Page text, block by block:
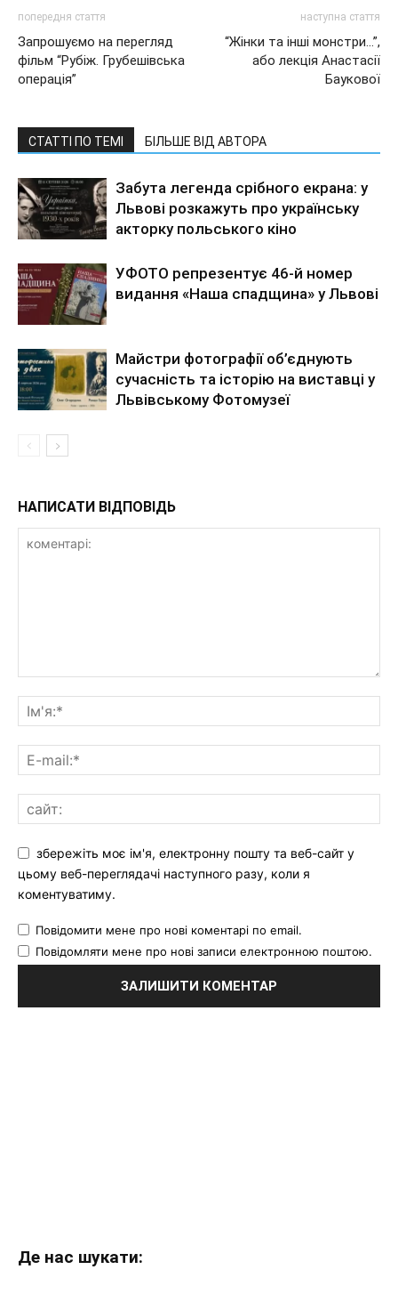
попередня стаття
Запрошуємо на перегляд
фільм “Рубіж. Грубешівська
операція”
наступна стаття
“Жiнки та iншi монстри…”,
або лекція Анастасії
Баукової
СТАТТІ ПО ТЕМІ БІЛЬШЕ ВІД АВТОРА
Забута легенда срібного екрана: у
Львові розкажуть про українську
акторку польського кіно
УФОТО репрезентує 46-й номер
видання «Наша спадщина» у Львові
Майстри фотографії об’єднують
сучасність та історію на виставці у
Львівському Фотомузеї
НАПИСАТИ ВІДПОВІДЬ
збережіть моє ім'я, електронну пошту та веб-сайт у
цьому веб-переглядачі наступного разу, коли я
коментуватиму.
Повідомити мене про нові коментарі по email.
Повідомляти мене про нові записи електронною поштою.
Де нас шукати: